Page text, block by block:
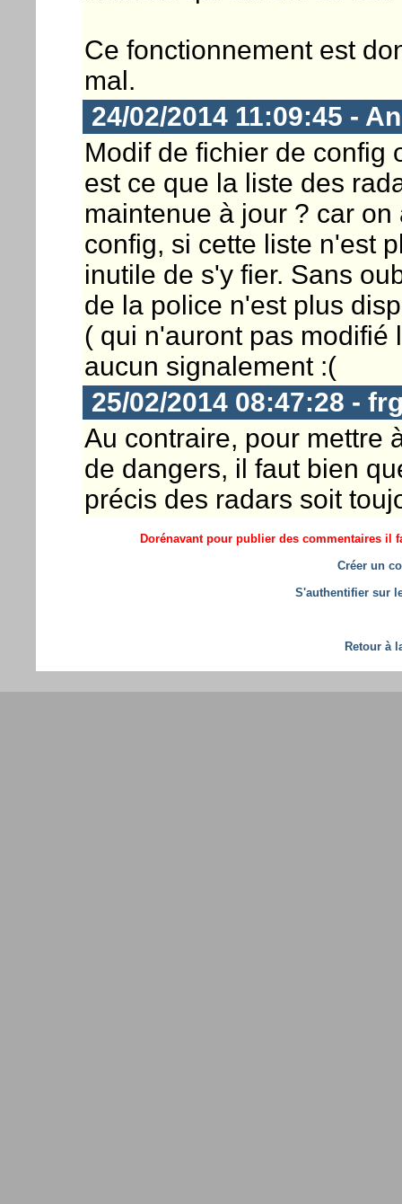
Ce fonctionnement est
mal.
24/02/2014 11:09:45 -
Modif de fichier de config
est ce que la liste des
maintenue à jour ? car
config, si cette liste n'est
inutile de s'y fier. Sans
de la police n'est plus
( qui n'auront pas modifié
aucun signalement :(
25/02/2014 08:47:28 -
Au contraire, pour mettre
de dangers, il faut bien
précis des radars soit
Dorénavant pour publier des commentaires il
Créer un
S'authentifier sur
Retour à